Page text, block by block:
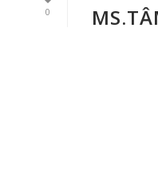
0